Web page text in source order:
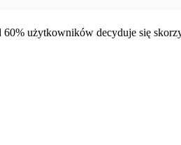
użytkowników decyduje się